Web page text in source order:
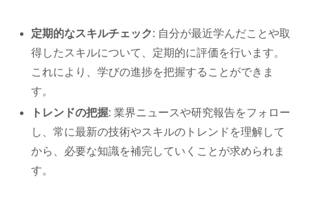
定期的なスキルチェック: 自分が最近学んだことや取
得したスキルについて、定期的に評価を行います。
これにより、学びの進捗を把握することができま
す。
トレンドの把握: 業界ニュースや研究報告をフォロー
し、常に最新の技術やスキルのトレンドを理解して
から、必要な知識を補完していくことが求められま
す。